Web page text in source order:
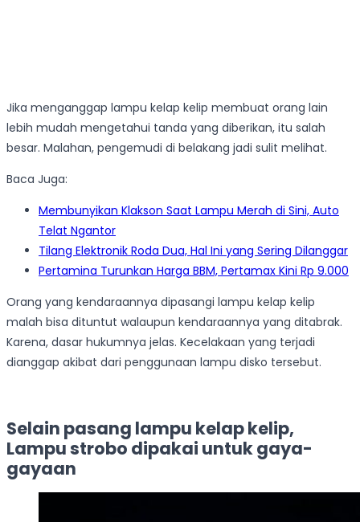
Jika menganggap lampu kelap kelip membuat orang lain
lebih mudah mengetahui tanda yang diberikan, itu salah
besar. Malahan, pengemudi di belakang jadi sulit melihat.
Baca Juga:
Membunyikan Klakson Saat Lampu Merah di Sini, Auto
Telat Ngantor
Tilang Elektronik Roda Dua, Hal Ini yang Sering Dilanggar
Pertamina Turunkan Harga BBM, Pertamax Kini Rp 9.000
Orang yang kendaraannya dipasangi lampu kelap kelip
malah bisa dituntut walaupun kendaraannya yang ditabrak.
Karena, dasar hukumnya jelas. Kecelakaan yang terjadi
dianggap akibat dari penggunaan lampu disko tersebut.
Selain pasang lampu kelap kelip,
Lampu strobo dipakai untuk gaya-
gayaan